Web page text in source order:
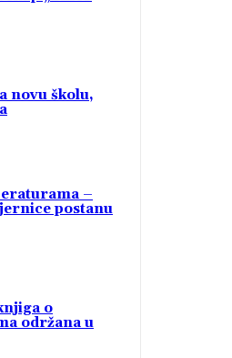
novu školu,
–
postanu
o
održana u